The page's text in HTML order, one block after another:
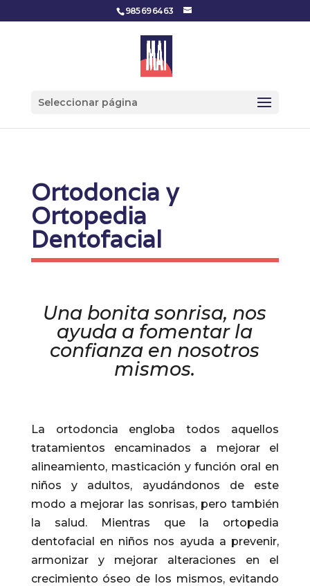
985 69 64 63
Seleccionar página
Ortodoncia y
Ortopedia
Dentofacial
Una bonita sonrisa, nos
ayuda a fomentar la
confianza en nosotros
mismos.
La ortodoncia engloba todos aquellos
tratamientos encaminados a mejorar el
alineamiento, masticación y función oral en
niños y adultos, ayudándonos de este
modo a mejorar las sonrisas, pero también
la salud. Mientras que la ortopedia
dentofacial en niños nos ayuda a prevenir,
armonizar y mejorar alteraciones en el
crecimiento óseo de los mismos, evitando